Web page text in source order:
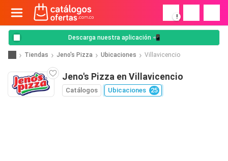
!
Descarga nuestra aplicación 📲
Tiendas Jeno's Pizza Ubicaciones Villavicencio
Jeno's Pizza en Villavicencio
Catálogos Ubicaciones 25